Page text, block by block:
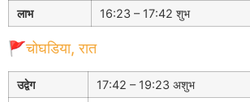
लाभ
16:23 – 17:42 शुभ
🚩चोघडिया, रात
उद्वेग
17:42 – 19:23 अशुभ